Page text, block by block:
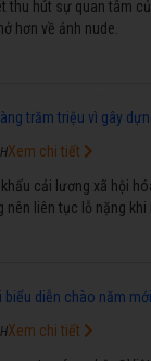
thu hút sự quan tâm
hơn về ảnh nude.
trăm triệu vì gây
cải lương xã hội
liên tục lỗ nặng khi
Xem chi tiết
diễn chào năm
Xem chi tiết